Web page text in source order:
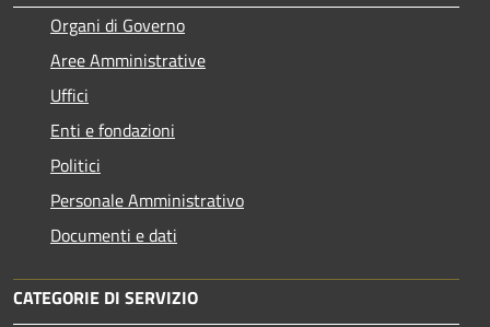
Organi di Governo
Aree Amministrative
Uffici
Enti e fondazioni
Politici
Personale Amministrativo
Documenti e dati
CATEGORIE DI SERVIZIO